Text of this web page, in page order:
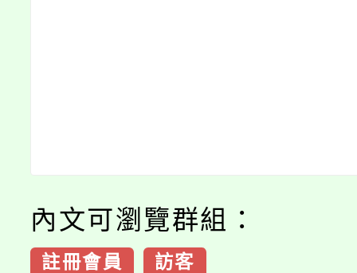
內文可瀏覽群組：
註冊會員 訪客